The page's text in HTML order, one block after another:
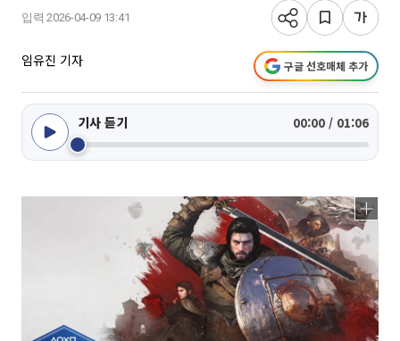
입력 2026-04-09 13:41
임유진 기자 구글 선호매체 추가
기사 듣기 00:00 / 01:06